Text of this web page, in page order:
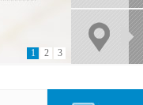
1 2 3